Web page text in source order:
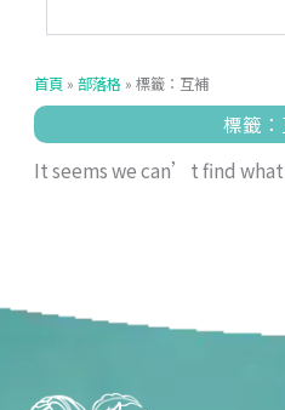
首頁 »部落格 »標籤：互補
標籤
It seems we can’t find